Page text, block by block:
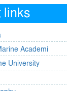
links
Academi
University